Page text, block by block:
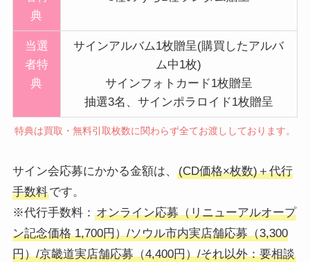
典
当選
者特
典
サインアルバム1枚贈呈(購買したアルバ
ム中1枚)
サインフォトカード1枚贈呈
抽選3名、サインポラロイド1枚贈呈
特典は買取・無料引取枚数に関わらず全てお渡ししております。
サイン会応募にかかる金額は、
(CD価格×枚数)＋代行
手数料です。
※代行手数料： オンライン応募（リニューアルオープ
ン記念価格 1,700円）/ソウル市内実店舗応募（3,300
円）/京畿道実店舗応募（4,400円）/それ以外：要相談